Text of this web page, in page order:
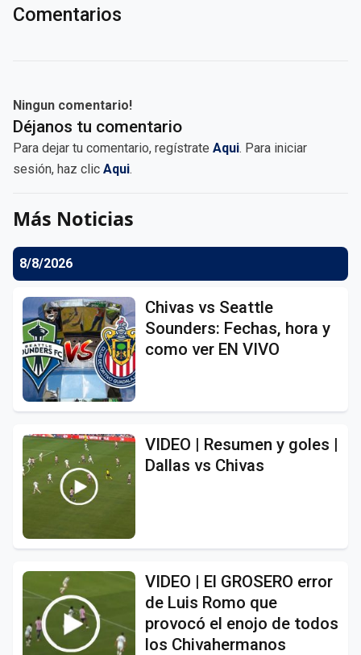
Comentarios
Ningun comentario!
Déjanos tu comentario
Para dejar tu comentario, regístrate Aqui. Para iniciar
sesión, haz clic Aqui.
Más Noticias
8/8/2026
Chivas vs Seattle
Sounders: Fechas, hora y
como ver EN VIVO
VIDEO | Resumen y goles |
Dallas vs Chivas
VIDEO | El GROSERO error
de Luis Romo que
provocó el enojo de todos
los Chivahermanos